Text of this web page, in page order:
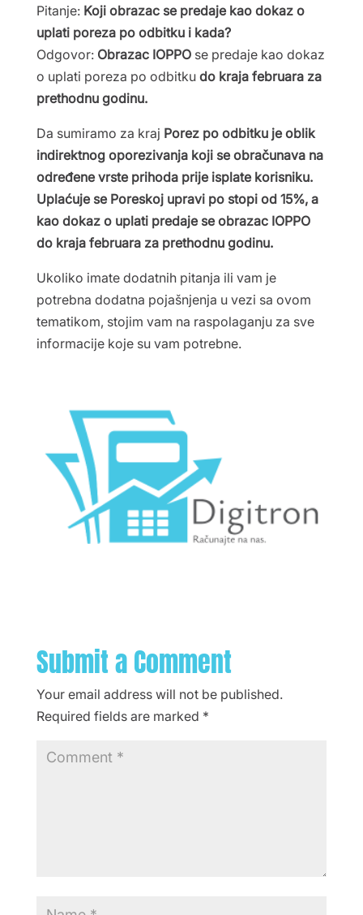
Pitanje:Koji obrazac se predaje kao dokaz o
uplati poreza po odbitku i kada?
Odgovor:Obrazac IOPPOse predaje kao dokaz
o uplati poreza po odbitkudo kraja februara za
prethodnu godinu.
Da sumiramo za kraj Porez po odbitku je oblik
indirektnog oporezivanja koji se obračunava na
određene vrste prihoda prije isplate korisniku.
Uplaćuje se Poreskoj upravi po stopi od 15%, a
kao dokaz o uplati predaje se obrazac IOPPO
do kraja februara za prethodnu godinu.
Ukoliko imate dodatnih pitanja ili vam je
potrebna dodatna pojašnjenja u vezi sa ovom
tematikom, stojim vam na raspolaganju za sve
informacije koje su vam potrebne.
Submit a Comment
Your email address will not be published.
Required fields are marked *